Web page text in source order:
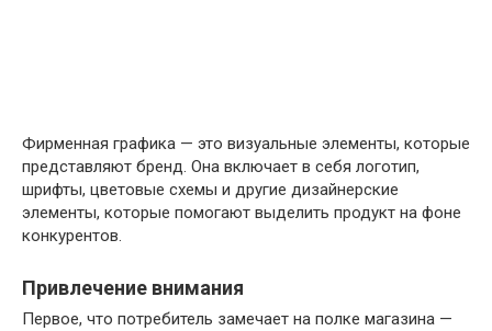
Фирменная графика — это визуальные элементы, которые
представляют бренд. Она включает в себя логотип,
шрифты, цветовые схемы и другие дизайнерские
элементы, которые помогают выделить продукт на фоне
конкурентов.
Привлечение внимания
Первое, что потребитель замечает на полке магазина —